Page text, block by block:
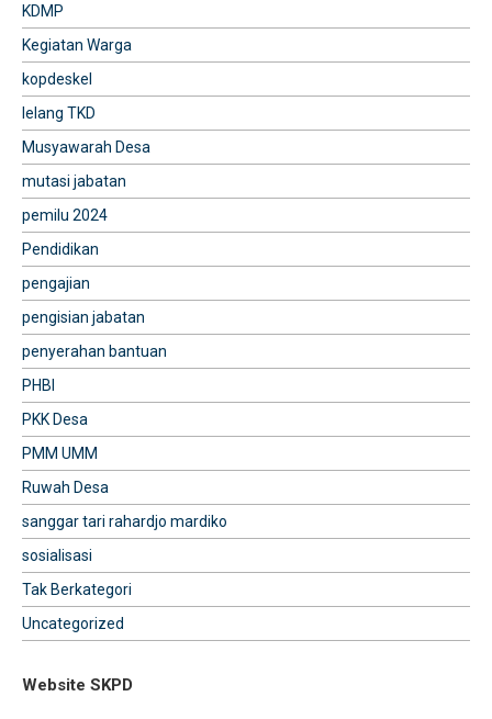
KDMP
Kegiatan Warga
kopdeskel
lelang TKD
Musyawarah Desa
mutasi jabatan
pemilu 2024
Pendidikan
pengajian
pengisian jabatan
penyerahan bantuan
PHBI
PKK Desa
PMM UMM
Ruwah Desa
sanggar tari rahardjo mardiko
sosialisasi
Tak Berkategori
Uncategorized
Website SKPD